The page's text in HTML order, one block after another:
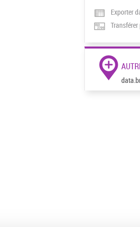
Exporter
Transférer